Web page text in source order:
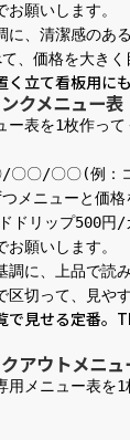
願いします。
、清潔感のあ
、価格を大きく
立て看板用にも
クメニュー表
表を1枚作って
/〇〇/〇〇(例：
メニューと価
ドリップ500円
願いします。
に、上品で読
切って、見や
で見せる定番。
アウトメニュ
メニュー表を1